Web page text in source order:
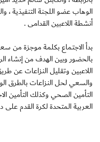
الوهاب عضو اللجنة التنفيذية
أنشطة اللاعبين القدامى .
بدأ الاجتماع بكلمة موجزة من
بالحضور وبين الهدف من إنشاء
اللاعبين وتقليل النزاعات عن
والسعي لحل النزاعات بالطرق
التأمين الصحي وكذلك التأمين
العربية المتحدة لكرة القدم على